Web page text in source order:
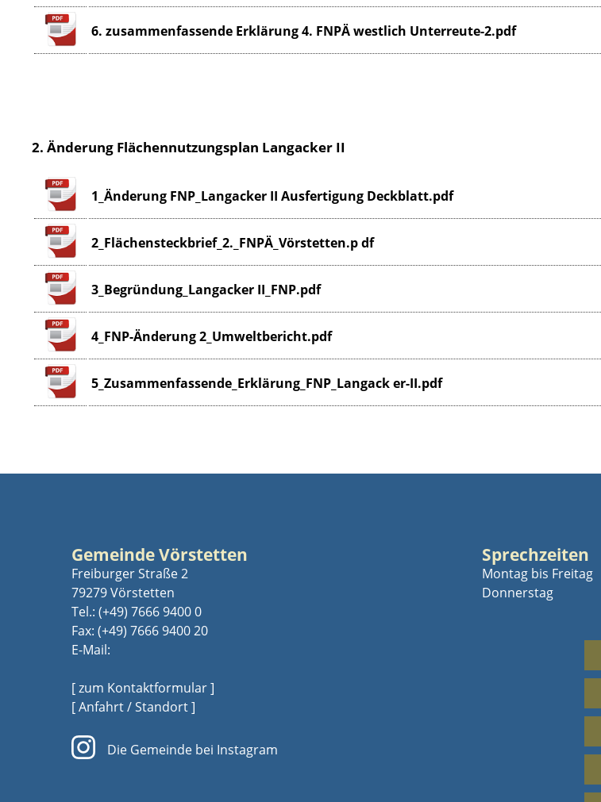
6. zusammenfassende Erklärung 4. FNPÄ westlich Unterreute-2.pdf
2. Änderung Flächennutzungsplan Langacker II
1_Änderung FNP_Langacker II Ausfertigung Deckblatt.pdf
2_Flächensteckbrief_2._FNPÄ_Vörstetten.p df
3_Begründung_Langacker II_FNP.pdf
4_FNP-Änderung 2_Umweltbericht.pdf
5_Zusammenfassende_Erklärung_FNP_Langack er-II.pdf
Gemeinde Vörstetten
Freiburger Straße 2
79279 Vörstetten
Tel.: (+49) 7666 9400 0
Fax: (+49) 7666 9400 20
E-Mail:
[ zum Kontaktformular ]
[ Anfahrt / Standort ]
Die Gemeinde bei Instagram
Sprechzeiten
Montag bis Freitag
Donnerstag